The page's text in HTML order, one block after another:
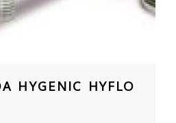
HYGENIC HYFLO